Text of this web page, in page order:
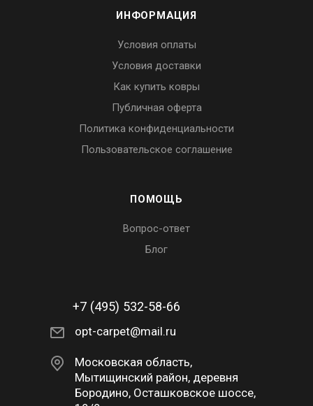
ИНФОРМАЦИЯ
Условия оплаты
Условия доставки
Как купить ковры
Публичная оферта
Политика конфиденциальности
Пользовательское соглашение
ПОМОЩЬ
Вопрос-ответ
Блог
+7 (495) 532-58-66
opt-carpet@mail.ru
Московская область,
Мытищинский район, деревня
Бородино, Осташковское шоссе,